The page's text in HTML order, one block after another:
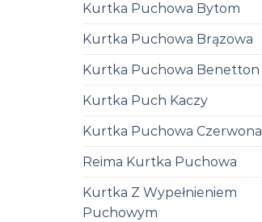
Kurtka Puchowa Bytom
Kurtka Puchowa Brązowa
Kurtka Puchowa Benetton
Kurtka Puch Kaczy
Kurtka Puchowa Czerwona
Reima Kurtka Puchowa
Kurtka Z Wypełnieniem
Puchowym